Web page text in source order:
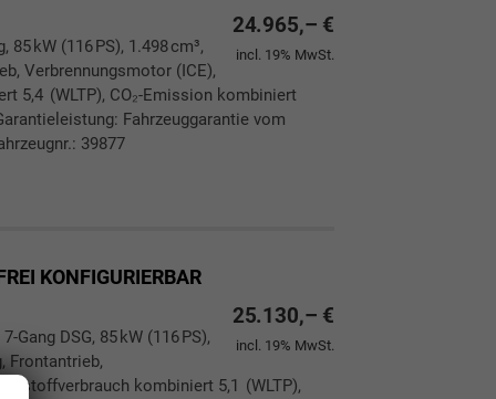
24.965,– €
incl. 19% MwSt.
85 kW (116 PS), 1.498 cm³,
Verbrennungsmotor (ICE),
5,4 (WLTP), CO₂-Emission kombiniert
Fahrzeuggarantie vom
39877
KONFIGURIERBAR
25.130,– €
incl. 19% MwSt.
Gang DSG, 85 kW (116 PS),
Frontantrieb,
kombiniert 5,1 (WLTP),